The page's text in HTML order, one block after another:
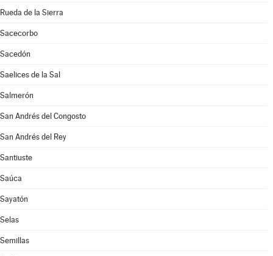
Rueda de la Sierra
Sacecorbo
Sacedón
Saelices de la Sal
Salmerón
San Andrés del Congosto
San Andrés del Rey
Santiuste
Saúca
Sayatón
Selas
Semillas